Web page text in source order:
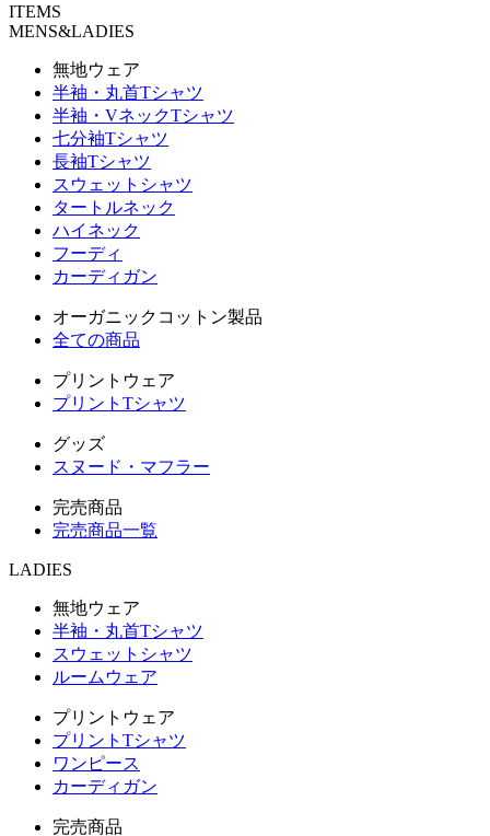
ITEMS
MENS&LADIES
無地ウェア
半袖・丸首Tシャツ
半袖・VネックTシャツ
七分袖Tシャツ
長袖Tシャツ
スウェットシャツ
タートルネック
ハイネック
フーディ
カーディガン
オーガニックコットン製品
全ての商品
プリントウェア
プリントTシャツ
グッズ
スヌード・マフラー
完売商品
完売商品一覧
LADIES
無地ウェア
半袖・丸首Tシャツ
スウェットシャツ
ルームウェア
プリントウェア
プリントTシャツ
ワンピース
カーディガン
完売商品